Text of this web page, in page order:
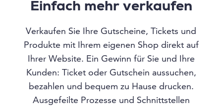
Einfach mehr verkaufen
Verkaufen Sie Ihre Gutscheine, Tickets und
Produkte mit Ihrem eigenen Shop direkt auf
Ihrer Website. Ein Gewinn für Sie und Ihre
Kunden: Ticket oder Gutschein aussuchen,
bezahlen und bequem zu Hause drucken.
Ausgefeilte Prozesse und Schnittstellen